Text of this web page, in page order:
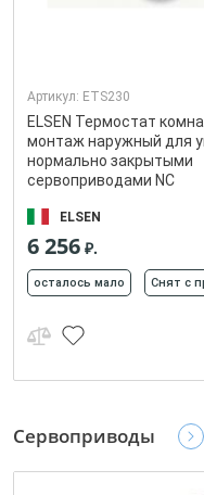
Артикул: ETS230
ELSEN Термостат
монтаж наружный для
нормально закрытыми
сервоприводами NC
ELSEN
6 256 ₽.
осталось мало Снят с
Сервоприводы